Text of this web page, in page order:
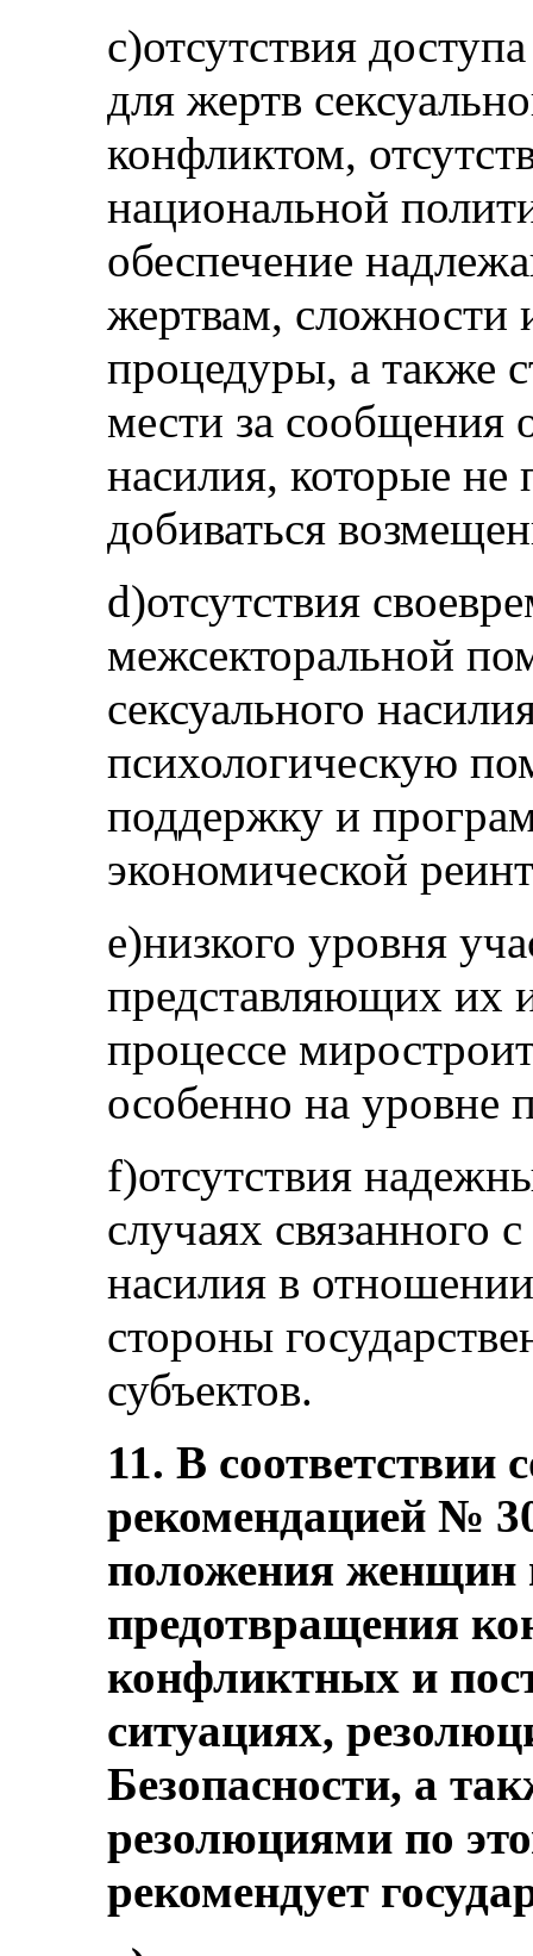
c)отсутствия
для жертв
конфликтом,
национальной
обеспечение
жертвам, сложности
процедуры, а также
мести за сообщения
насилия, которые не
добиваться
d)отсутствия
межсекторальной
сексуального
психологическую
поддержку и
экономической
e)низкого уровня
представляющих их
процессе
особенно на уровне
f)отсутствия
случаях связанного
насилия в
стороны
субъектов.
11. В соответствии
рекомендацией №
положения женщин
предотвращения
конфликтных и
ситуациях,
Безопасности, а
резолюциями по
рекомендует